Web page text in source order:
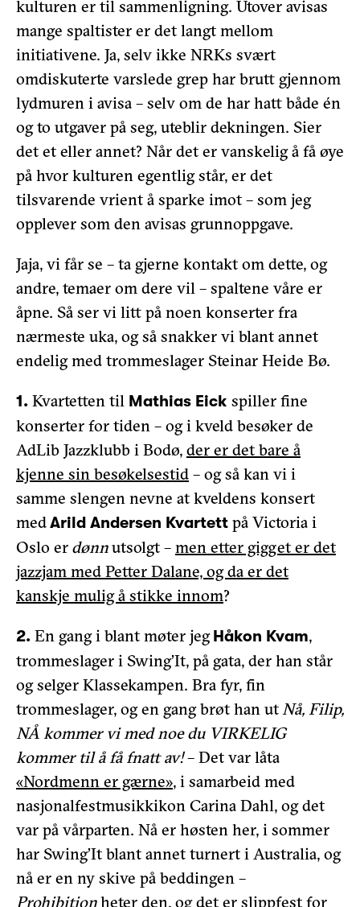
kulturen er til sammenligning. Utover avisas
mange spaltister er det langt mellom
initiativene. Ja, selv ikke NRKs svært
omdiskuterte varslede grep har brutt gjennom
lydmuren i avisa – selv om de har hatt både én
og to utgaver på seg, uteblir dekningen. Sier
det et eller annet? Når det er vanskelig å få øye
på hvor kulturen egentlig står, er det
tilsvarende vrient å sparke imot – som jeg
opplever som den avisas grunnoppgave.
Jaja, vi får se – ta gjerne kontakt om dette, og
andre, temaer om dere vil – spaltene våre er
åpne. Så ser vi litt på noen konserter fra
nærmeste uka, og så snakker vi blant annet
endelig med trommeslager Steinar Heide Bø.
1. Kvartetten til Mathias Eick spiller fine
konserter for tiden – og i kveld besøker de
AdLib Jazzklubb i Bodø, der er det bare å
kjenne sin besøkelsestid – og så kan vi i
samme slengen nevne at kveldens konsert
medArild Andersen Kvartett på Victoria i
Oslo er dønnutsolgt – men etter gigget er det
jazzjam med Petter Dalane, og da er det
kanskje mulig å stikke innom?
2. En gang i blant møter jegHåkon Kvam,
trommeslager i Swing’It, på gata, der han står
og selger Klassekampen. Bra fyr, fin
trommeslager, og en gang brøt han ut Nå, Filip,
NÅ kommer vi med noe du VIRKELIG
kommer til å få fnatt av!– Det var låta
«Nordmenn er gærne», i samarbeid med
nasjonalfestmusikkikon Carina Dahl, og det
var på vårparten. Nå er høsten her, i sommer
har Swing’It blant annet turnert i Australia, og
nå er en ny skive på beddingen –
Prohibitionheter den, ogdet er slippfest for